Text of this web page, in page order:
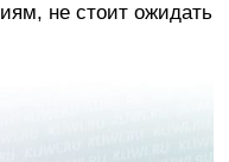
не стоит ожидать